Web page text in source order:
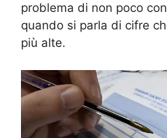
problema di non poco
quando si parla di cifre
più alte.